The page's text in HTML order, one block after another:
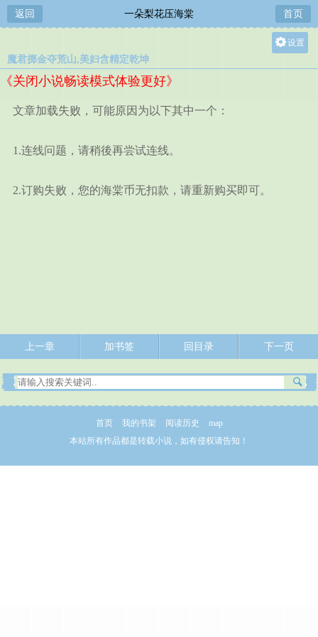
返回 一朵梨花压海棠 首页
设置
魔君掷金夺荒山,美妇含精定乾坤
《关闭小说畅读模式体验更好》
文章加载失败，可能原因为以下其中一个：
1.连线问题，请稍後再尝试连线。
2.订购失败，您的海棠币无扣款，请重新购买即可。
上一章 加书签 回目录 下一页
首页 我的书架 阅读历史
map
本站所有作品都是转载小说，如有侵权请告知！